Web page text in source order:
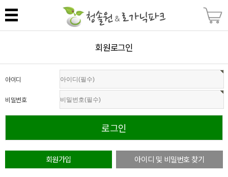
회원로그인
아이디
비밀번호
회원가입 아이디 및 비밀번호 찾기